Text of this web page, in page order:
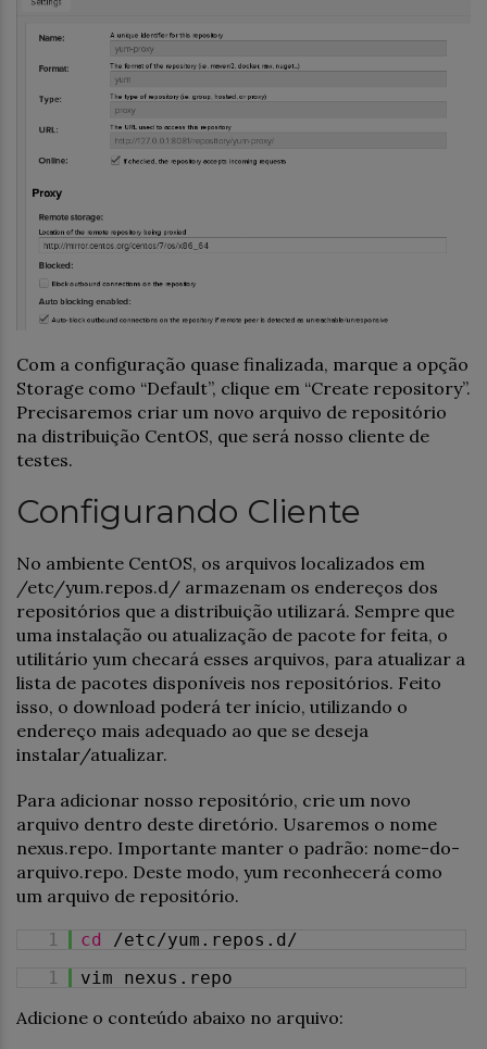
Com a configuração quase finalizada, marque a opção
Storage como “Default”, clique em “Create repository”.
Precisaremos criar um novo arquivo de repositório
na distribuição CentOS, que será nosso cliente de
testes.
Configurando Cliente
No ambiente CentOS, os arquivos localizados em
/etc/yum.repos.d/ armazenam os endereços dos
repositórios que a distribuição utilizará. Sempre que
uma instalação ou atualização de pacote for feita, o
utilitário yum checará esses arquivos, para atualizar a
lista de pacotes disponíveis nos repositórios. Feito
isso, o download poderá ter início, utilizando o
endereço mais adequado ao que se deseja
instalar/atualizar.
Para adicionar nosso repositório, crie um novo
arquivo dentro deste diretório. Usaremos o nome
nexus.repo. Importante manter o padrão: nome-do-
arquivo.repo. Deste modo, yum reconhecerá como
um arquivo de repositório.
1 cd
/etc/yum.repos.d/
1
vim nexus.repo
Adicione o conteúdo abaixo no arquivo: